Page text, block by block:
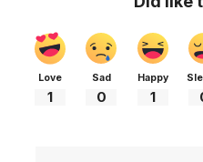
Love
1
Sad
0
Happy
1